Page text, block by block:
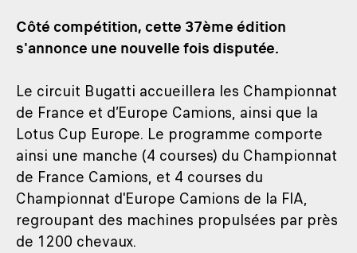
Côté compétition, cette 37ème édition
s'annonce une nouvelle fois disputée.
Le circuit Bugatti accueillera les Championnat
de France et d’Europe Camions, ainsi que la
Lotus Cup Europe. Le programme comporte
ainsi une manche (4 courses) du Championnat
de France Camions, et 4 courses du
Championnat d'Europe Camions de la FIA,
regroupant des machines propulsées par près
de 1200 chevaux.